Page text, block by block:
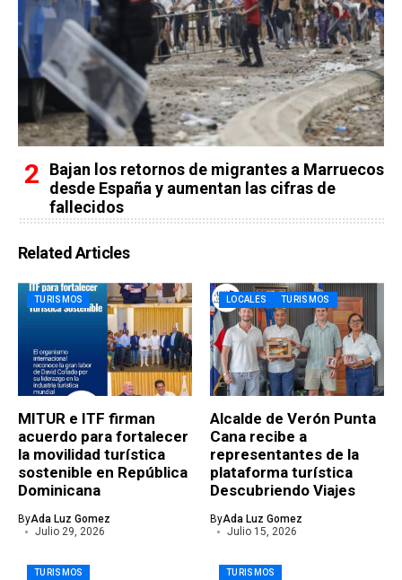
Bajan los retornos de migrantes a Marruecos
desde España y aumentan las cifras de
fallecidos
Related Articles
TURISMOS
MITUR e ITF firman
acuerdo para fortalecer
la movilidad turística
sostenible en República
Dominicana
ByAda Luz Gomez
Julio 29, 2026
LOCALES TURISMOS
Alcalde de Verón Punta
Cana recibe a
representantes de la
plataforma turística
Descubriendo Viajes
ByAda Luz Gomez
Julio 15, 2026
TURISMOS TURISMOS